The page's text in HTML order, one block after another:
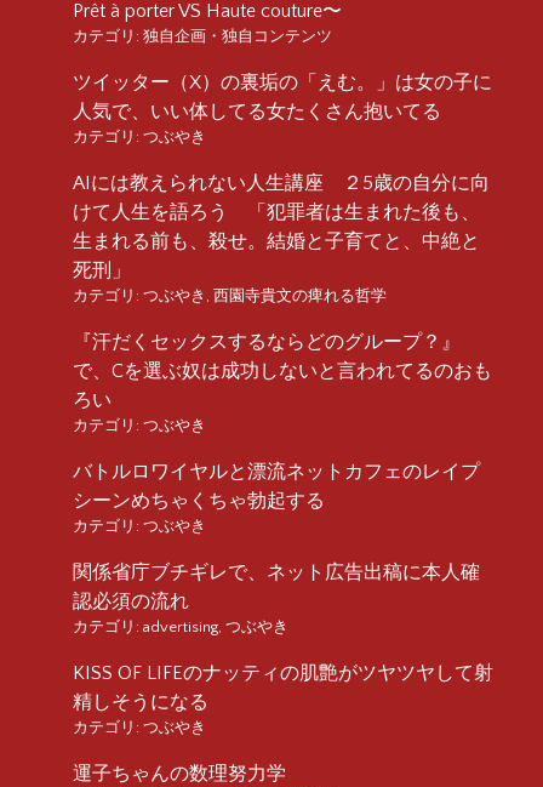
Prêt à porter VS Haute couture〜
カテゴリ: 独自企画・独自コンテンツ
ツイッター（X）の裏垢の「えむ。」は女の子に
人気で、いい体してる女たくさん抱いてる
カテゴリ: つぶやき
AIには教えられない人生講座 ２5歳の自分に向
けて人生を語ろう 「犯罪者は生まれた後も、
生まれる前も、殺せ。結婚と子育てと、中絶と
死刑」
カテゴリ: つぶやき 西園寺貴文の痺れる哲学
『汗だくセックスするならどのグループ？』
で、Cを選ぶ奴は成功しないと言われてるのおも
ろい
カテゴリ: つぶやき
バトルロワイヤルと漂流ネットカフェのレイプ
シーンめちゃくちゃ勃起する
カテゴリ: つぶやき
関係省庁ブチギレで、ネット広告出稿に本人確
認必須の流れ
カテゴリ: advertising つぶやき
KISS OF LIFEのナッティの肌艶がツヤツヤして射
精しそうになる
カテゴリ: つぶやき
運子ちゃんの数理努力学